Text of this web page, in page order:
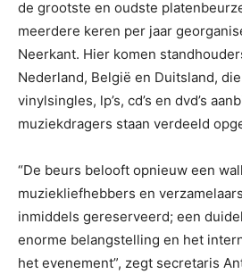
de grootste en oudste
meerdere keren per jaar
Neerkant. Hier komen
Nederland, België en Duitsland,
vinylsingles, lp’s, cd’s en dvd’s
muziekdragers staan verdeeld
“De beurs belooft opnieuw een
muziekliefhebbers en
inmiddels gereserveerd; een
enorme belangstelling en het
het evenement”, zegt secretaris